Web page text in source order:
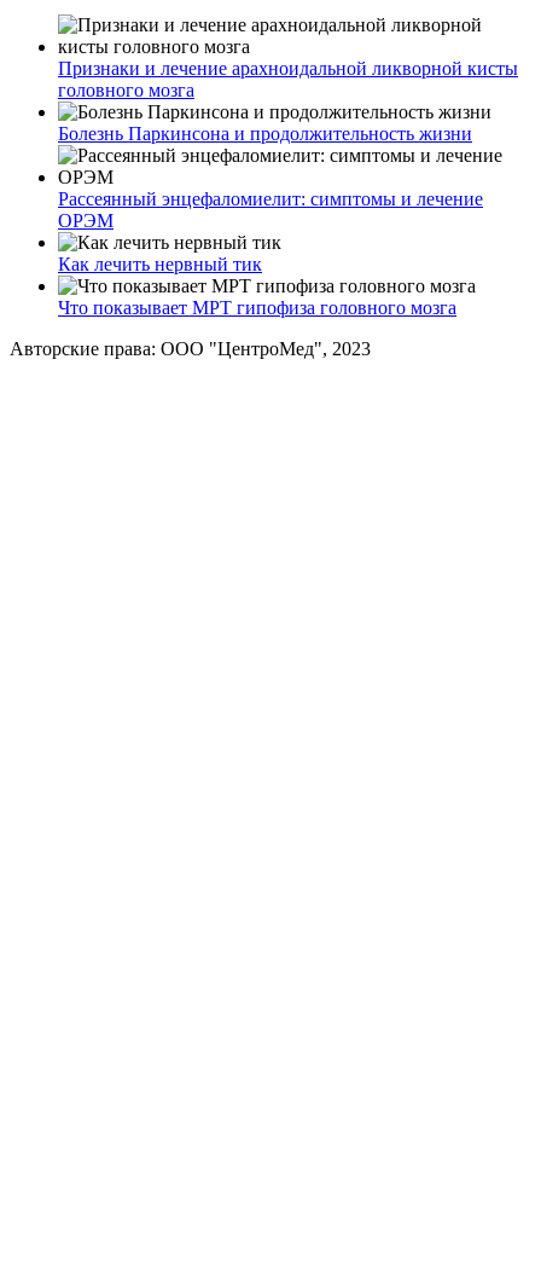
Признаки и лечение арахноидальной ликворной кисты
головного мозга
Болезнь Паркинсона и продолжительность жизни
Рассеянный энцефаломиелит: симптомы и лечение
ОРЭМ
Как лечить нервный тик
Что показывает МРТ гипофиза головного мозга
Авторские права: ООО "ЦентроМед", 2023